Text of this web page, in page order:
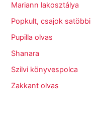
Mariann lakosztálya
Popkult, csajok satöbbi
Pupilla olvas
Shanara
Szilvi könyvespolca
Zakkant olvas